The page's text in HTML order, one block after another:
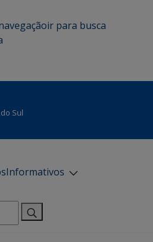
ir para busca
Sul
Informativos